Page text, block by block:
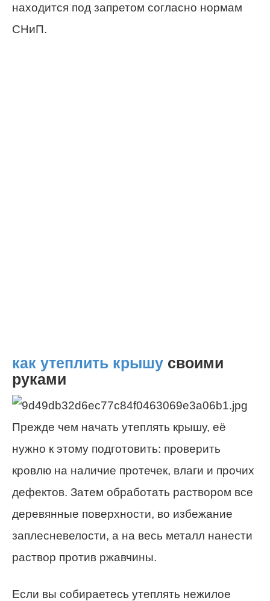
находится под запретом согласно нормам
СНиП.
как утеплить крышу своими
руками
Прежде чем начать утеплять крышу, её
нужно к этому подготовить: проверить
кровлю на наличие протечек, влаги и прочих
дефектов. Затем обработать раствором все
деревянные поверхности, во избежание
заплесневелости, а на весь металл нанести
раствор против ржавчины.
Если вы собираетесь утеплять нежилое